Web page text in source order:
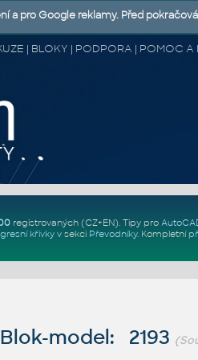
| BLOKY | PODPORA | POMOC A
registrovaných (CZ+EN). Tipy pro
křivkyv sekci Převodníky. Kompletní
Blok-model: 2193
a pro Google reklamy. Před